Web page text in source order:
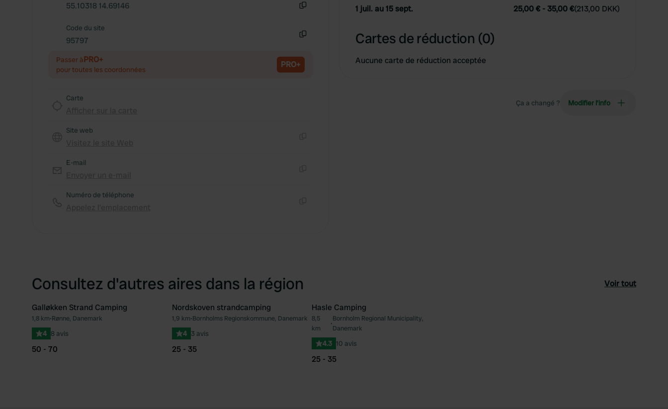
55.10318 14.69146
Code du site
95797
Passer àPRO+
pour toutes les coordonnées PRO+
Carte
Site web
E-mail
Numéro de téléphone
1 juil. au 15 sept. 25,00 € - 35,00 €(213,00 DKK)
Cartes de réduction (0)
Aucune carte de réduction acceptée
Ça a changé ? Modifier l’info
Consultez d'autres aires dans la région Voir tout
Préféré
Galløkken Strand Camping
1,8 km•Rønne, Danemark
4 8 avis
50 - 70
Préféré
Nordskoven strandcamping
1,9 km•Bornholms Regionskommune, Danemark
4 3 avis
25 - 35
Hasle Camping
8,5
km
•
Bornholm Regional Municipality,
Danemark
4.3 10 avis
25 - 35